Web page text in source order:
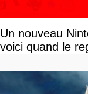
Un nouveau
voici quand le